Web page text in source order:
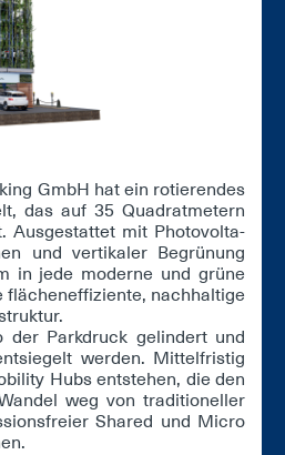
GmbH hat ein ro­tie­ren­des
das auf 35 Qua­drat­me­tern
Aus­ge­stat­tet mit Pho­to­vol­ta­
und ver­ti­ka­ler Be­grü­nung
in je­de mo­der­ne und grü­ne
flä­chen­ef­fi­zi­en­te, nach­hal­ti­ge
der Park­druck ge­lin­dert und
wer­den. Mit­tel­fris­tig
Hubs ent­ste­hen, die den
weg von tra­di­tio­nel­ler
Sha­red und Mi­cro